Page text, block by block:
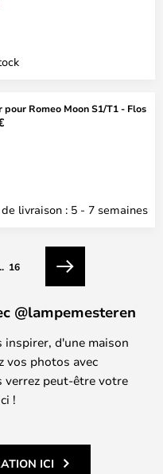
pour Romeo Moon S1/T1 - Flos
livraison : 5 - 7 semaines
16
Suivant
@lampemesteren
inspirer, d'une maison
vos photos avec
verrez peut-être votre
!
ICI